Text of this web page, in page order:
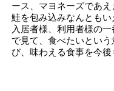
ース、マヨネーズであ
鮭を包み込みなんとも
入居者様、利用者様の
で見て、食べたいとい
び、味わえる食事を今後